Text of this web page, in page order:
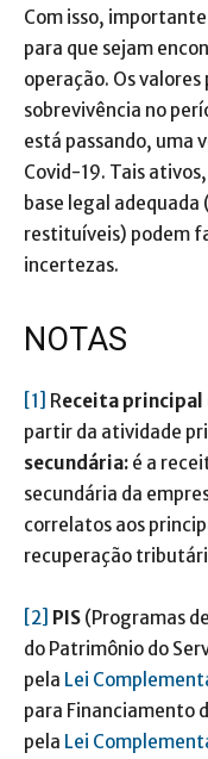
Com isso,
para que sejam
operação. Os
sobrevivência no
está passando, uma
Covid-19. Tais
base legal
restituíveis) podem
incertezas.
NOTAS
[1] Receita principal
partir da atividade
secundária: é a
secundária da
correlatos aos
recuperação
[2] PIS (Programas
do Patrimônio do
pela Lei
para Financiamento
pela Lei